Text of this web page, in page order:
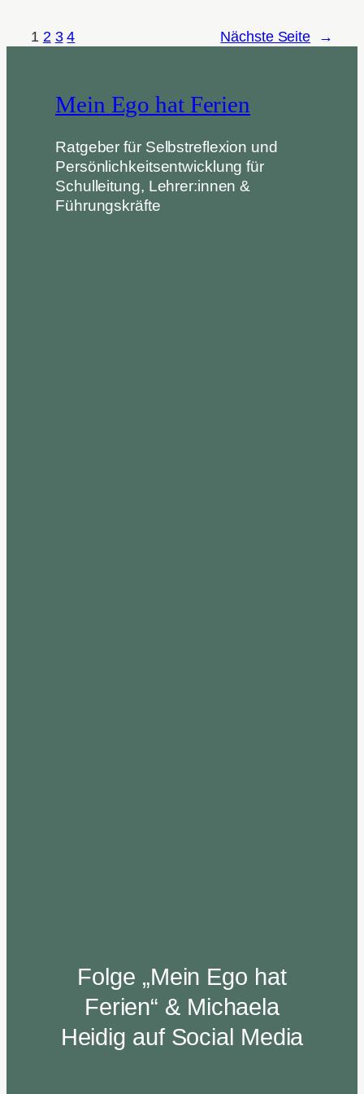
1 2 3 4 Nächste Seite →
Mein Ego hat Ferien
Ratgeber für Selbstreflexion und
Persönlichkeitsentwicklung für
Schulleitung, Lehrer:innen &
Führungskräfte
Folge „Mein Ego hat
Ferien“ & Michaela
Heidig auf Social Media